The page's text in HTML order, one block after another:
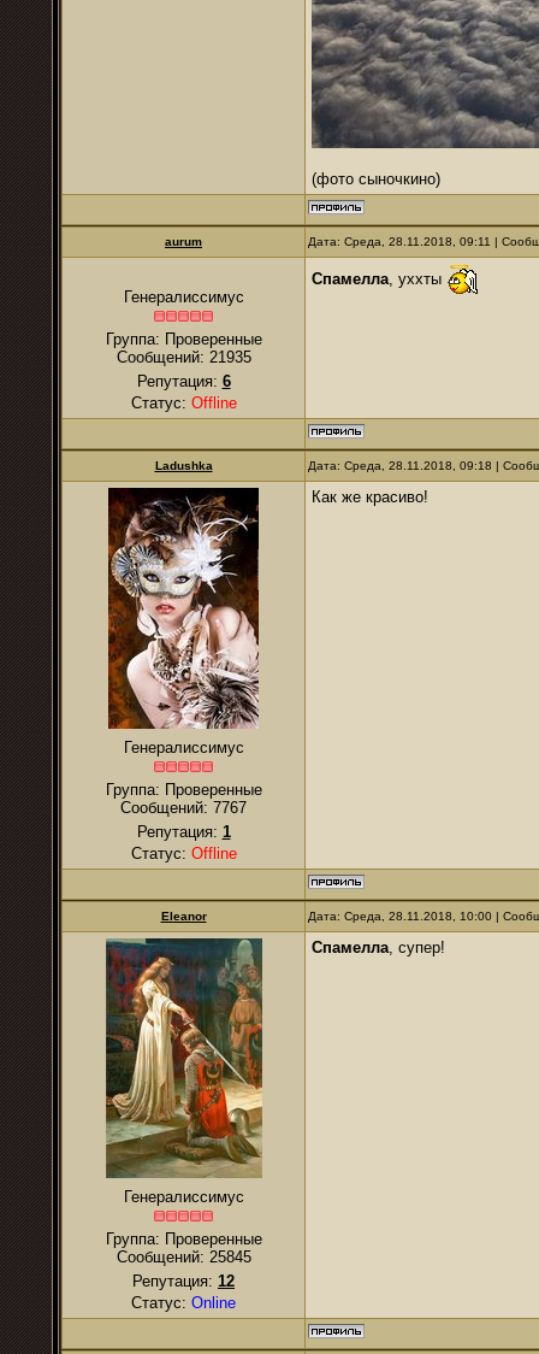
(фото сыночкино)
аurum Дата: Среда, 28.11.2018, 09:11 |
Генералиссимус
Группа: Проверенные
Сообщений: 21935
Репутация: 6
Статус: Offline
Спамелла , уххты
Ladushka Дата: Среда, 28.11.2018, 09:18 |
Генералиссимус
Группа: Проверенные
Сообщений: 7767
Репутация: 1
Статус: Offline
Как же красиво!
Eleanor Дата: Среда, 28.11.2018, 10:00 |
Генералиссимус
Группа: Проверенные
Сообщений: 25845
Репутация: 12
Статус: Online
Спамелла, супер!